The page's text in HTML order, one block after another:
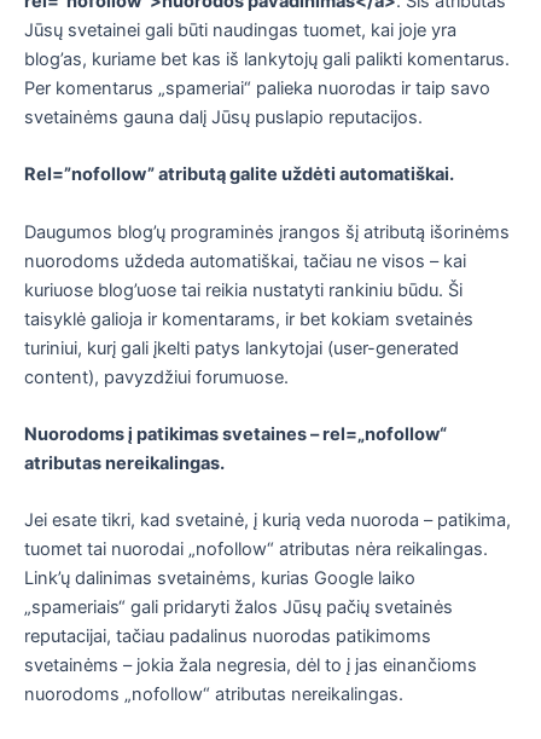
Jūsų svetainei gali būti naudingas tuomet, kai joje yra
blog’as, kuriame bet kas iš lankytojų gali palikti komentarus.
Per komentarus „spameriai“ palieka nuorodas ir taip savo
svetainėms gauna dalį Jūsų puslapio reputacijos.
Rel=”nofollow” atributą galite uždėti automatiškai.
Daugumos blog’ų programinės įrangos šį atributą išorinėms
nuorodoms uždeda automatiškai, tačiau ne visos – kai
kuriuose blog’uose tai reikia nustatyti rankiniu būdu. Ši
taisyklė galioja ir komentarams, ir bet kokiam svetainės
turiniui, kurį gali įkelti patys lankytojai (user-generated
content), pavyzdžiui forumuose.
Nuorodoms į patikimas svetaines –rel=„nofollow“
atributas nereikalingas.
Jei esate tikri, kad svetainė, į kurią veda nuoroda – patikima,
tuomet tai nuorodai „nofollow“ atributas nėra reikalingas.
Link’ų dalinimas svetainėms, kurias Google laiko
„spameriais“ gali pridaryti žalos Jūsų pačių svetainės
reputacijai, tačiau padalinus nuorodas patikimoms
svetainėms – jokia žala negresia, dėl to į jas einančioms
nuorodoms „nofollow“ atributas nereikalingas.